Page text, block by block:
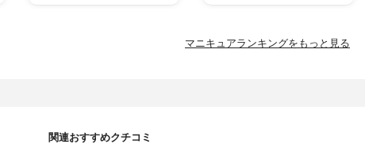
マニキュアランキングをもっと見る
関連おすすめクチコミ